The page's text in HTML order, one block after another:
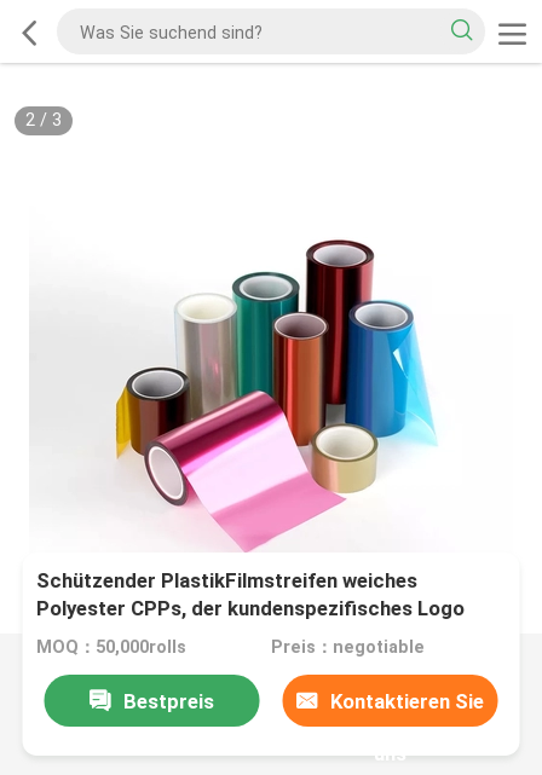
2/ 3
Schützender PlastikFilmstreifen weiches
Polyester CPPs, der kundenspezifisches Logo
druckend verpackt
MOQ：50,000rolls Preis：negotiable
Bestpreis Kontaktieren Sie
uns